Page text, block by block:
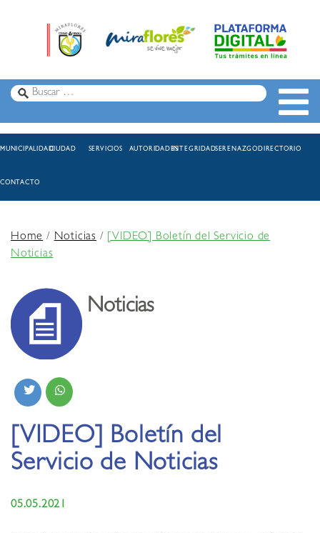
MUNICIPALIDADCIUDAD SERVICIOS AUTORIDADESINTEGRIDADSERENAZGODIRECTORIO
CONTACTO
Home/Noticias /
[VIDEO] Boletín del Servicio de
Noticias
Noticias
[VIDEO] Boletín del
Servicio de Noticias
05.05.2021